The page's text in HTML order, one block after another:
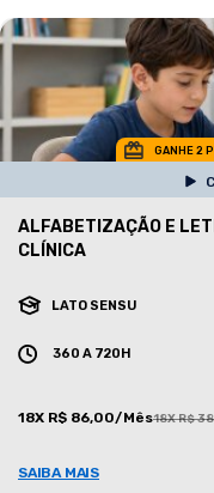
GANHE 2
ALFABETIZAÇÃO E
CLÍNICA
LATO SENSU
360 A 720H
18X R$ 86,00/Mês18X R$
SAIBA MAIS